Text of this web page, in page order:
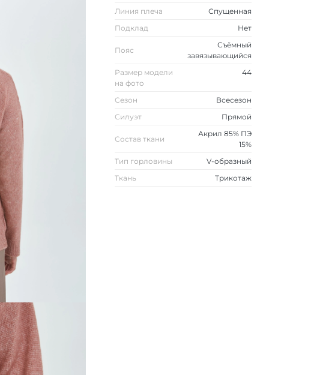
Линия плеча
Спущенная
Подклад
Нет
Пояс
Съёмный
завязывающийся
Размер модели
на фото
44
Сезон
Всесезон
Силуэт
Прямой
Состав ткани
Акрил 85% ПЭ
15%
Тип горловины
V-образный
Ткань
Трикотаж